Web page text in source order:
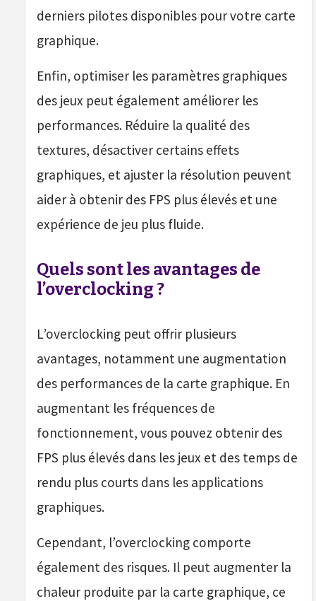
derniers pilotes disponibles pour votre carte
graphique.
Enfin, optimiser les paramètres graphiques
des jeux peut également améliorer les
performances. Réduire la qualité des
textures, désactiver certains effets
graphiques, et ajuster la résolution peuvent
aider à obtenir des FPS plus élevés et une
expérience de jeu plus fluide.
Quels sont les avantages de
l’overclocking ?
L’overclocking peut offrir plusieurs
avantages, notamment une augmentation
des performances de la carte graphique. En
augmentant les fréquences de
fonctionnement, vous pouvez obtenir des
FPS plus élevés dans les jeux et des temps de
rendu plus courts dans les applications
graphiques.
Cependant, l’overclocking comporte
également des risques. Il peut augmenter la
chaleur produite par la carte graphique, ce